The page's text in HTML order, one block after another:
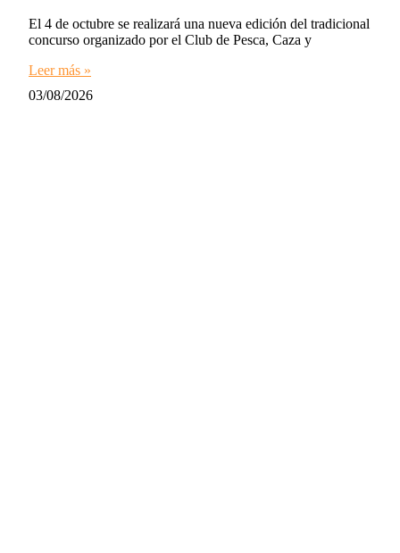
El 4 de octubre se realizará una nueva edición del tradicional
concurso organizado por el Club de Pesca, Caza y
Leer más »
03/08/2026